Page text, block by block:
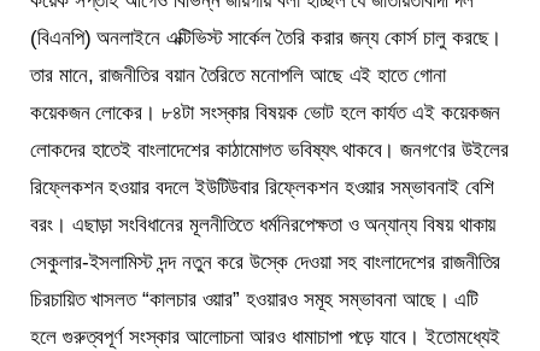
(বিএনপি) অনলাইনে এক্টিভিস্ট সার্কেল তৈরি করার জন্য কোর্স চালু করছে।
তার মানে, রাজনীতির বয়ান তৈরিতে মনোপলি আছে এই হাতে গোনা
কয়েকজন লোকের। ৮৪টা সংস্কার বিষয়ক ভোট হলে কার্যত এই কয়েকজন
লোকদের হাতেই বাংলাদেশের কাঠামোগত ভবিষ্যৎ থাকবে। জনগণের উইলের
রিফ্লেকশন হওয়ার বদলে ইউটিউবার রিফ্লেকশন হওয়ার সম্ভাবনাই বেশি
বরং। এছাড়া সংবিধানের মূলনীতিতে ধর্মনিরপেক্ষতা ও অন্যান্য বিষয় থাকায়
সেকুলার-ইসলামিস্ট দন্দ নতুন করে উস্কে দেওয়া সহ বাংলাদেশের রাজনীতির
চিরচায়িত খাসলত “কালচার ওয়ার” হওয়ারও সমূহ সম্ভাবনা আছে। এটি
হলে গুরুত্বপূর্ণ সংস্কার আলোচনা আরও ধামাচাপা পড়ে যাবে। ইতোমধ্যেই